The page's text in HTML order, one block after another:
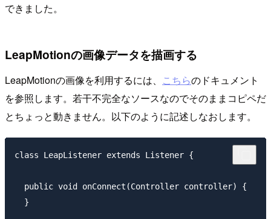
できました。
LeapMotionの画像データを描画する
LeapMotionの画像を利用するには、 こちらのドキュメント
を参照します。若干不完全なソースなのでそのままコピペだ
とちょっと動きません。以下のように記述しなおします。
class LeapListener extends Listener {
  public void onConnect(Controller controller) {
  }